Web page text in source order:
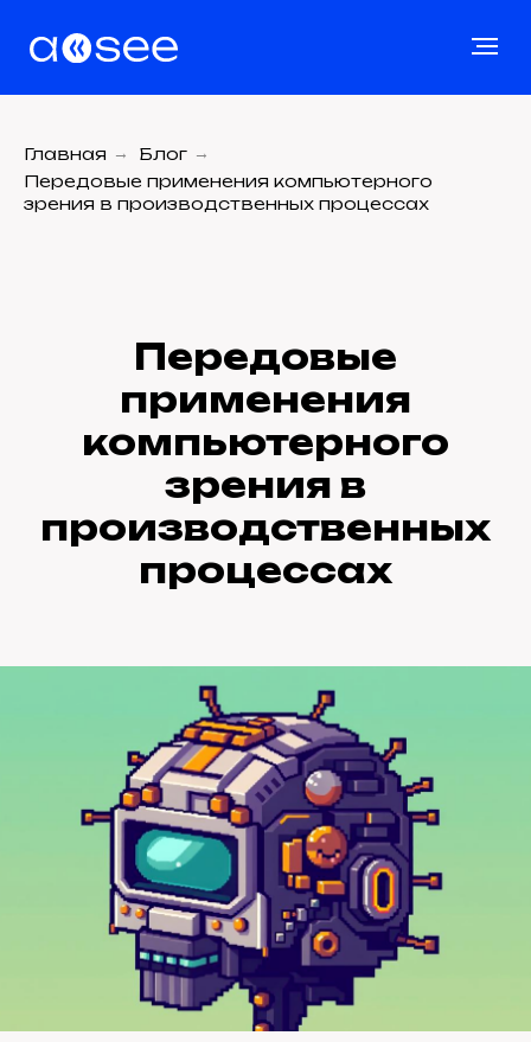
Главная → Блог →
Передовые применения компьютерного
зрения в производственных процессах
Передовые
применения
компьютерного
зрения в
производственных
процессах